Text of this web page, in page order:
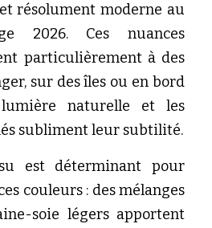
résolument moderne au
2026. Ces nuances
particulièrement à des
sur des îles ou en bord
naturelle et les
subliment leur subtilité.
est déterminant pour
couleurs : des mélanges
soie légers apportent